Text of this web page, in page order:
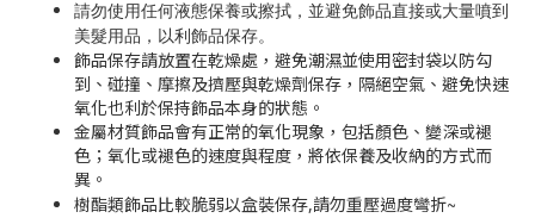
請勿使用任何液態保養或擦拭，並避免飾品直接或大量噴到
美髮用品，以利飾品保存。
飾品保存請放置在乾燥處，避免潮濕並使用密封袋以防勾
到、碰撞、摩擦及擠壓與乾燥劑保存，隔絕空氣、避免快速
氧化也利於保持飾品本身的狀態。
金屬材質飾品會有正常的氧化現象，包括顏色、變深或褪
色；氧化或褪色的速度與程度，將依保養及收納的方式而
異。
樹酯類飾品比較脆弱以盒裝保存,請勿重壓過度彎折~